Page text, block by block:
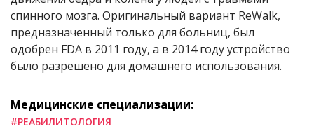
спинного мозга. Оригинальный вариант ReWalk,
предназначенный только для больниц, был
одобрен FDA в 2011 году, а в 2014 году устройство
было разрешено для домашнего использования.
Медицинские специализации:
#РЕАБИЛИТОЛОГИЯ